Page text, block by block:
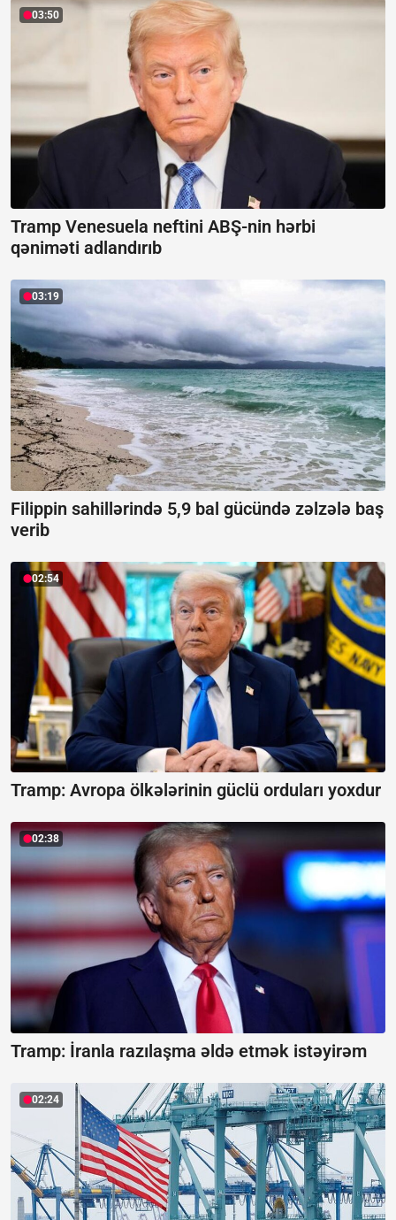
03:50
Tramp Venesuela neftini ABŞ-nin hərbi
qəniməti adlandırıb
03:19
Filippin sahillərində 5,9 bal gücündə zəlzələ baş
verib
02:54
Tramp: Avropa ölkələrinin güclü orduları yoxdur
02:38
Tramp: İranla razılaşma əldə etmək istəyirəm
02:24